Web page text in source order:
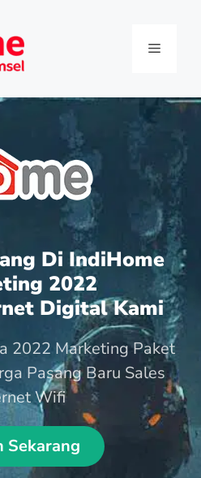
Di IndiHome
2022
Digital Kami
2022 Marketing Paket
Pasang Baru Sales
Wifi
Sekarang